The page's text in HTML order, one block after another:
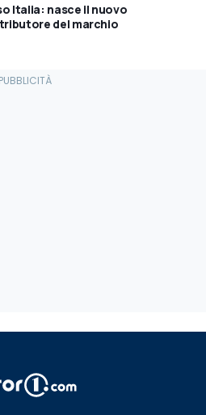
Italia: nasce il nuovo
del marchio